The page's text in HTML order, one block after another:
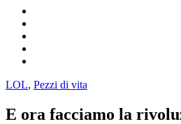
LOL, Pezzi di vita
E ora facciamo la